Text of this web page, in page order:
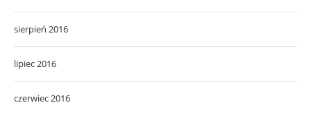
sierpień 2016
lipiec 2016
czerwiec 2016